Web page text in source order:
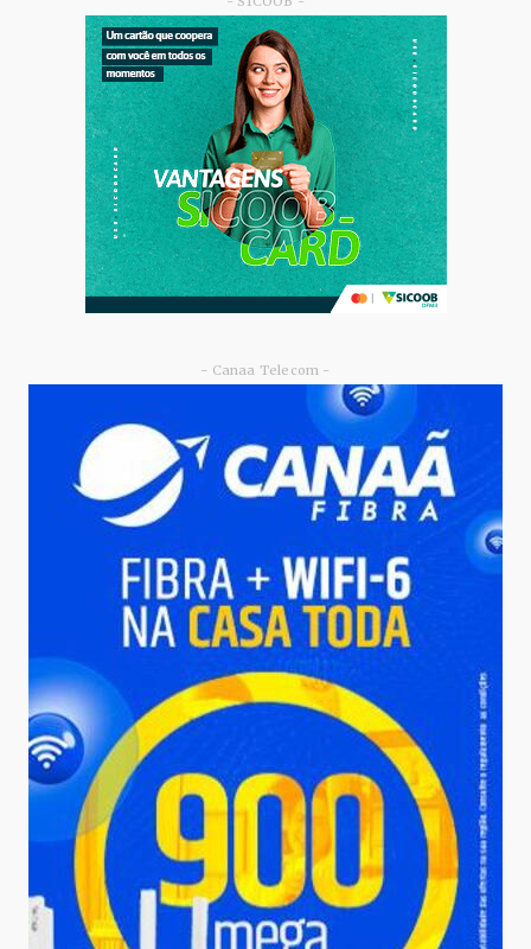
GRUPOM4
Celina Leão vira a página do CAD-DF e inicia
nova fase de ec...
Junho 09, 2026
- Canaa Telecom -